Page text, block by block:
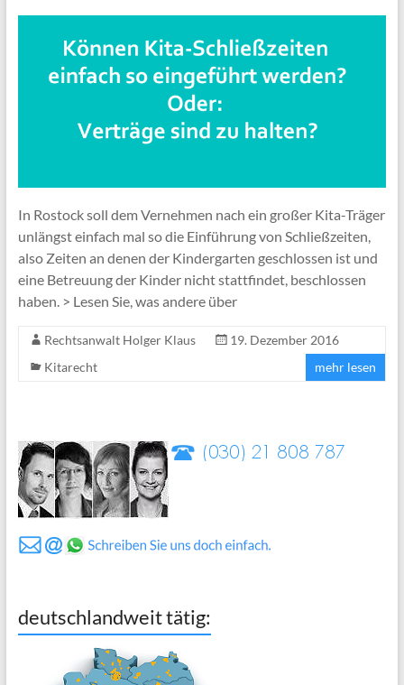
In Rostock soll dem Vernehmen nach ein großer Kita-Träger
unlängst einfach mal so die Einführung von Schließzeiten,
also Zeiten an denen der Kindergarten geschlossen ist und
eine Betreuung der Kinder nicht stattfindet, beschlossen
haben. > Lesen Sie, was andere über
Rechtsanwalt Holger Klaus
19. Dezember 2016
Kitarecht
mehr lesen
deutschlandweit tätig: